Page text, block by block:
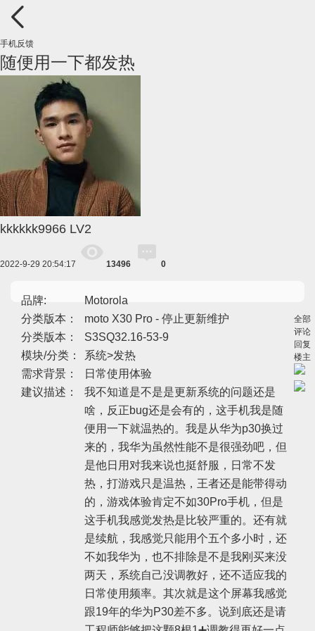
手机反馈
随便用一下都发热
kkkkkk9966 LV2
2022-9-29 20:54:17 13496 0
品牌:
Motorola
分类版本：
moto X30 Pro - 停止更新维护
分类版本：
S3SQ32.16-53-9
模块/分类：
系统>发热
需求背景：
日常使用体验
建议描述：
我不知道是不是是更新系统的问题还是
啥，反正bug还是会有的，这手机我是随
便用一下就温热的。我是从华为p30换过
来的，我华为虽然性能不是很强劲吧，但
是他日用对我来说也挺舒服，日常不发
热，打游戏只是温热，王者还是能带得动
的，游戏体验肯定不如30Pro手机，但是
这手机我感觉发热是比较严重的。还有就
是续航，我感觉只能用个五个多小时，还
不如我华为，也不排除是不是我刚买来没
两天，系统自己没调教好，还不适应我的
日常使用频率。其次就是这个屏幕我感觉
跟19年的华为P30差不多。说到底还是请
全部
评论
回复
楼主